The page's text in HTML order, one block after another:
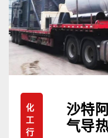
化
工
行
沙特
气导